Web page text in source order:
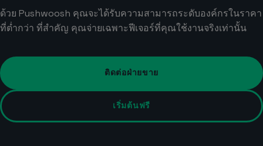
ด้วย Pushwoosh คุณจะได้รับความสามารถระดับองค์กรในราคา
ที่ต่ำกว่า ที่สำคัญ คุณจ่ายเฉพาะฟีเจอร์ที่คุณใช้งานจริงเท่านั้น
ติดต่อฝ่ายขาย
เริ่มต้นฟรี